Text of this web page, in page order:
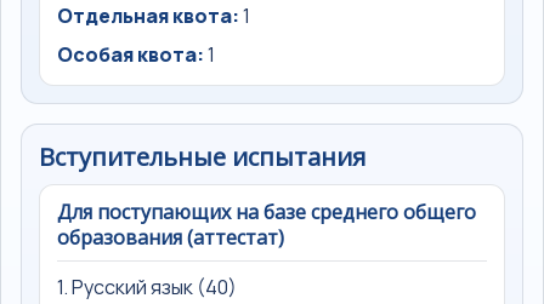
Отдельная квота:1
Особая квота:1
Вступительные испытания
Для поступающих на базе среднего общего
образования (аттестат)
1. Русский язык (40)